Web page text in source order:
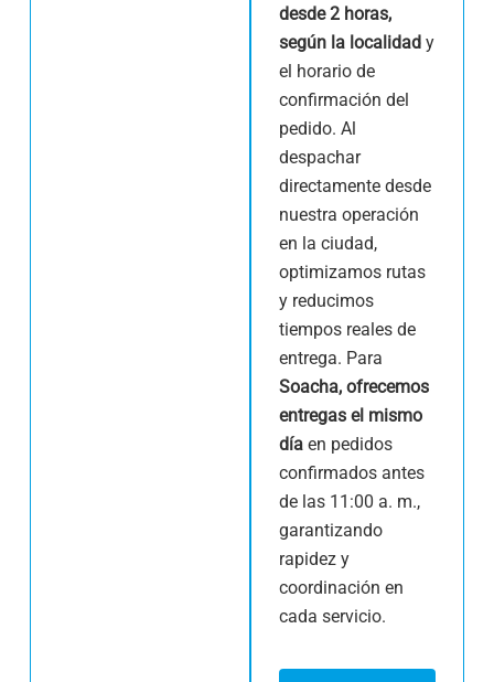
desde 2 horas,
según la localidad y
el horario de
confirmación del
pedido. Al
despachar
directamente desde
nuestra operación
en la ciudad,
optimizamos rutas
y reducimos
tiempos reales de
entrega. Para
Soacha, ofrecemos
entregas el mismo
díaen pedidos
confirmados antes
de las 11:00 a. m.,
garantizando
rapidez y
coordinación en
cada servicio.